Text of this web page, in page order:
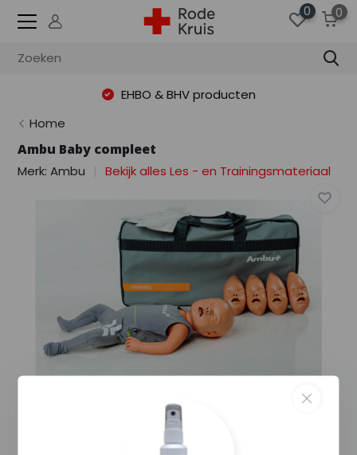
0 0
EHBO & BHV producten
Home
Ambu Baby compleet
Merk:Ambu Bekijk alles Les - en Trainingsmateriaal